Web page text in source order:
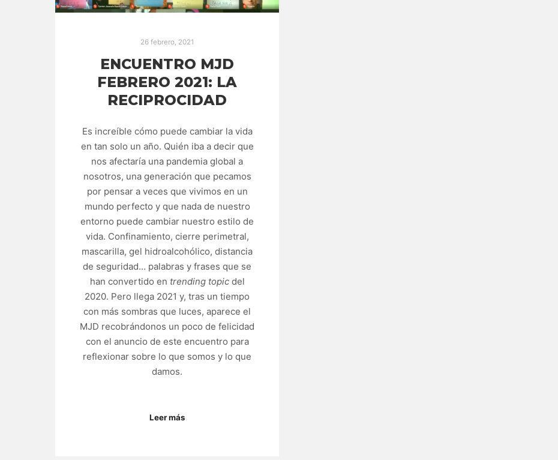
26 febrero, 2021
ENCUENTRO MJD
FEBRERO 2021: LA
RECIPROCIDAD
Es increíble cómo puede cambiar la vida
en tan solo un año. Quién iba a decir que
nos afectaría una pandemia global a
nosotros, una generación que pecamos
por pensar a veces que vivimos en un
mundo perfecto y que nada de nuestro
entorno puede cambiar nuestro estilo de
vida. Confinamiento, cierre perimetral,
mascarilla, gel hidroalcohólico, distancia
de seguridad… palabras y frases que se
han convertido en trending topic del
2020. Pero llega 2021 y, tras un tiempo
con más sombras que luces, aparece el
MJD recobrándonos un poco de felicidad
con el anuncio de este encuentro para
reflexionar sobre lo que somos y lo que
damos.
Leer más